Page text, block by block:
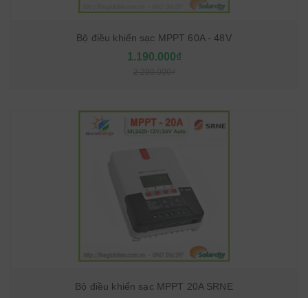
Bộ điều khiển sạc MPPT 60A - 48V
1.190.000₫
Bộ điều khiển sạc MPPT 20A SRNE